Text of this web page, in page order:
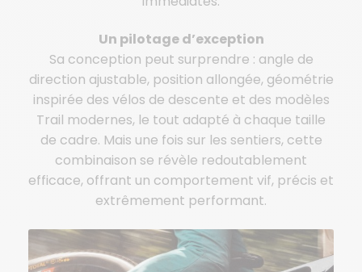
Un pilotage d’exception
Sa conception peut surprendre : angle de
direction ajustable, position allongée, géométrie
inspirée des vélos de descente et des modèles
Trail modernes, le tout adapté à chaque taille
de cadre. Mais une fois sur les sentiers, cette
combinaison se révèle redoutablement
efficace, offrant un comportement vif, précis et
extrêmement performant.